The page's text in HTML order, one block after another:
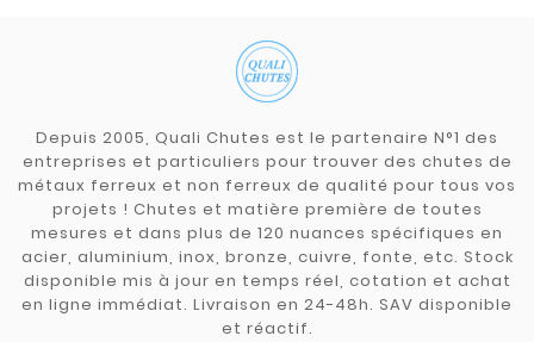
Depuis 2005, Quali Chutes est le partenaire N°1 des
entreprises et particuliers pour trouver des chutes de
métaux ferreux et non ferreux de qualité pour tous vos
projets ! Chutes et matière première de toutes
mesures et dans plus de 120 nuances spécifiques en
acier, aluminium, inox, bronze, cuivre, fonte, etc. Stock
disponible mis à jour en temps réel, cotation et achat
en ligne immédiat. Livraison en 24-48h. SAV disponible
et réactif.